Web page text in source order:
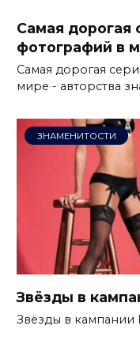
Самая дорогая
фотографий в
Самая дорогая
мире - авторства
ЗНАМЕНИТОСТИ
Звёзды в
Звёзды в кампании